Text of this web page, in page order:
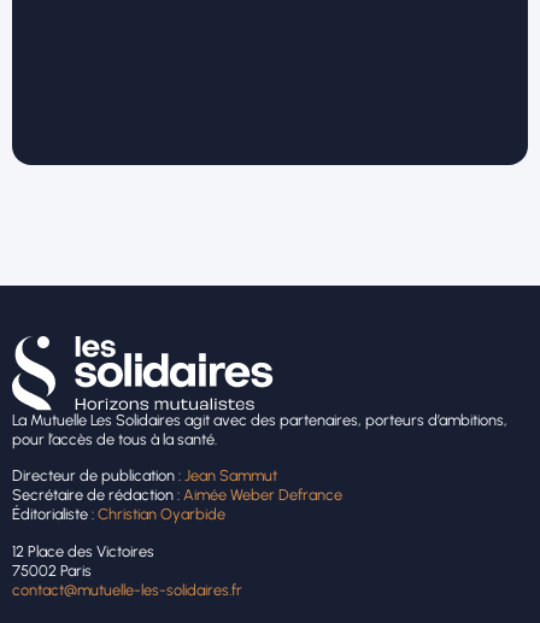
La Mutuelle Les Solidaires agit avec des partenaires, porteurs d’ambitions,
pour l’accès de tous à la santé.
Directeur de publication : Jean Sammut
Secrétaire de rédaction : Aimée Weber Defrance
Éditorialiste : Christian Oyarbide
12 Place des Victoires
75002 Paris
contact@mutuelle-les-solidaires.fr